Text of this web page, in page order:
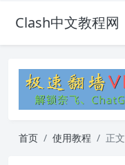
Clash中文教程网
首页 使用教程 正文